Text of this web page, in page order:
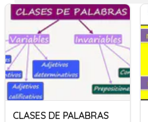
CLASES DE PALABRAS